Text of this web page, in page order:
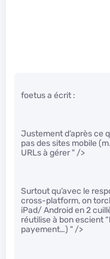
foetus a écrit :
Justement d’après ce
pas des sites mobile
URLs à gérer" />
Surtout qu’avec le
cross-platform, on
iPad/ Android en 2
réutilise à bon escient
payement…) " />